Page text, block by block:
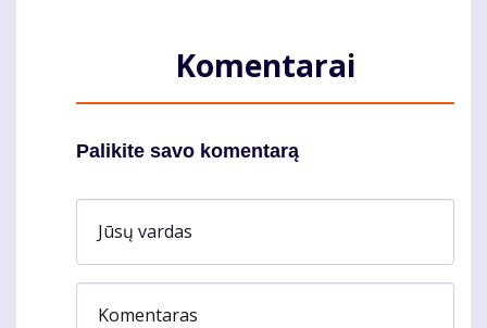
Komentarai
Palikite savo komentarą
Jūsų vardas
Komentaras